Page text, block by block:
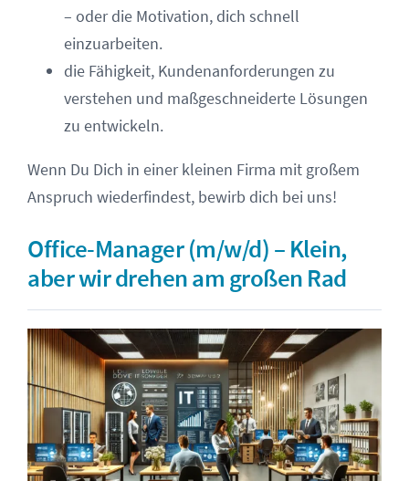
– oder die Motivation, dich schnell
einzuarbeiten.
die Fähigkeit, Kundenanforderungen zu
verstehen und maßgeschneiderte Lösungen
zu entwickeln.
Wenn Du Dich in einer kleinen Firma mit großem
Anspruch wiederfindest, bewirb dich bei uns!
Office-Manager (m/w/d) – Klein,
aber wir drehen am großen Rad